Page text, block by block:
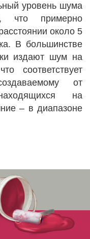
уровень шума
что примерно
около 5
В большинстве
издают шум на
соответствует
от
на
– в диапазоне